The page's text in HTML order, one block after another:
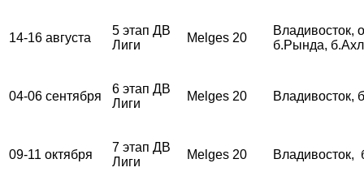
14-16 августа
5 этап ДВ
Лиги
Melges 20
Владивосток,
б.Рында,
04-06 сентября
6 этап ДВ
Лиги
Melges 20 Владивосток,
09-11 октября
7 этап ДВ
Лиги
Melges 20 Владивосток,